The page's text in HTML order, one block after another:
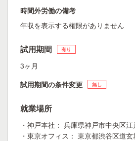
時間外労働の備考
年収を表示する権限がありません
試用期間 有り
3ヶ月
試用期間の条件変更
無し
就業場所
・神戸本社： 兵庫県神戸市中央区
・東京オフィス： 東京都渋谷区道